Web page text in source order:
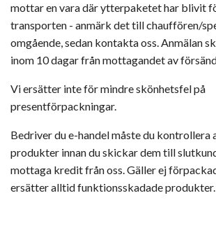
mottar en vara där ytterpaketet har blivit
transporten - anmärk det till chauffören/
omgående, sedan kontakta oss. Anmälan
inom 10 dagar från mottagandet av
Vi ersätter inte för mindre skönhetsfel på
presentförpackningar.
Bedriver du e-handel måste du kontrollera
produkter innan du skickar dem till
mottaga kredit från oss. Gäller ej
ersätter alltid funktionsskadade produkter.